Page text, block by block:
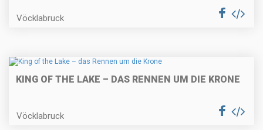
Vöcklabruck
KING OF THE LAKE – DAS RENNEN UM DIE KRONE
Vöcklabruck